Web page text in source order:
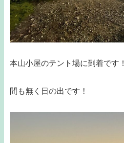
本山小屋のテント場に到着です！
間も無く日の出です！